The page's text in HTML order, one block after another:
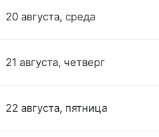
20 августа, среда
21 августа, четверг
22 августа, пятница